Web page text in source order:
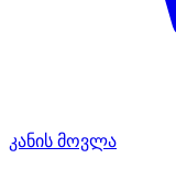
კანის მოვლა